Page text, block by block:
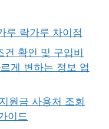
루 락가루 차이점
건 확인 및 구입비
게 변하는 정보 업
원금 사용처 조회
이드